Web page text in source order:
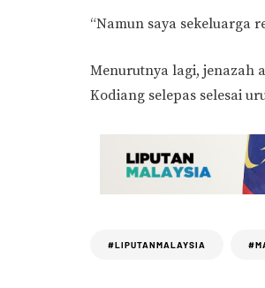
“Namun saya sekeluarga
Menurutnya lagi, jenazah
Kodiang selepas selesai
#LIPUTANMALAYSIA